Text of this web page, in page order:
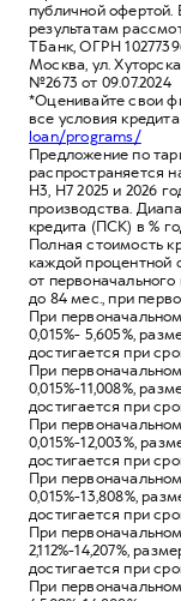
публичной
результатам
ТБанк, ОГРН
Москва, ул.
№2673 от 09.07.2024
*Оценивайте свои
все условия
loan/programs/
Предложение по
распространяется
Н3, Н7 2025 и 2026
производства.
кредита (ПСК) в %
Полная стоимость
каждой процентной
от первоначального
до 84 мес., при
При
0,015%- 5,605%,
достигается при
При
0,015%-11,008%,
достигается при
При
0,015%-12,003%,
достигается при
При
0,015%-13,808%,
достигается при
При
2,112%-14,207%,
достигается при
При